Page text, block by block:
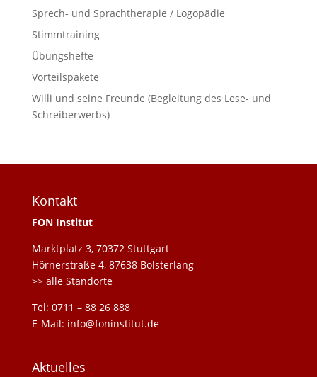
Sprech- und Sprachtherapie / Logopädie
Stimmtraining
Übungshefte
Vorteilspakete
Willi und seine Freunde (Begleitung des Lese- und
Schreiberwerbs)
Kontakt
FON Institut
Marktplatz 3, 70372 Stuttgart
Hörnerstraße 4, 87638 Bolsterlang
>> alle Standorte
Tel: 0711 – 88 26 888
E-Mail: info@foninstitut.de
Aktuelles